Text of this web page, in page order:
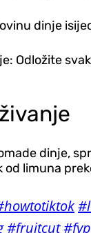
dinje
Odložite
dinje,
od limuna
#fruitcut#fyp